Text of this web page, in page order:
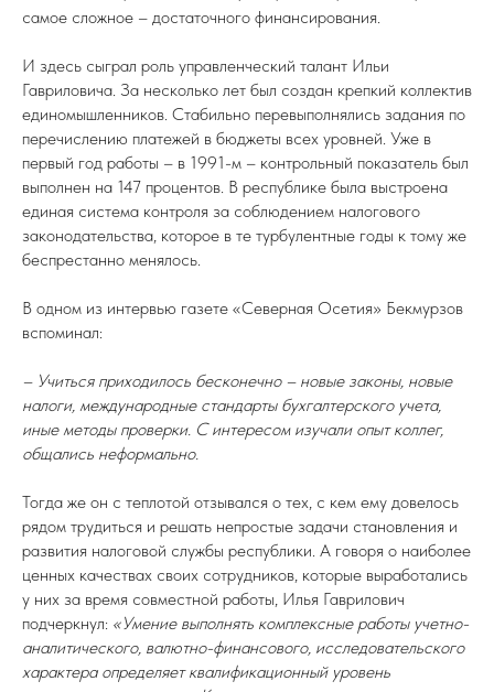
самое сложное – достаточного финансирования.
И здесь сыграл роль управленческий талант Ильи
Гавриловича. За несколько лет был создан крепкий коллектив
единомышленников. Стабильно перевыполнялись задания по
перечислению платежей в бюджеты всех уровней. Уже в
первый год работы – в 1991-м – контрольный показатель был
выполнен на 147 процентов. В республике была выстроена
единая система контроля за соблюдением налогового
законодательства, которое в те турбулентные годы к тому же
беспрестанно менялось.
В одном из интервью газете «Северная Осетия» Бекмурзов
вспоминал:
– Учиться приходилось бесконечно – новые законы, новые
налоги, международные стандарты бухгалтерского учета,
иные методы проверки. С интересом изучали опыт коллег,
общались неформально.
Тогда же он с теплотой отзывался о тех, с кем ему довелось
рядом трудиться и решать непростые задачи становления и
развития налоговой службы республики. А говоря о наиболее
ценных качествах своих сотрудников, которые выработались
у них за время совместной работы, Илья Гаврилович
подчеркнул: «Умение выполнять комплексные работы учетно-
аналитического, валютно-финансового, исследовательского
характера определяет квалификационный уровень